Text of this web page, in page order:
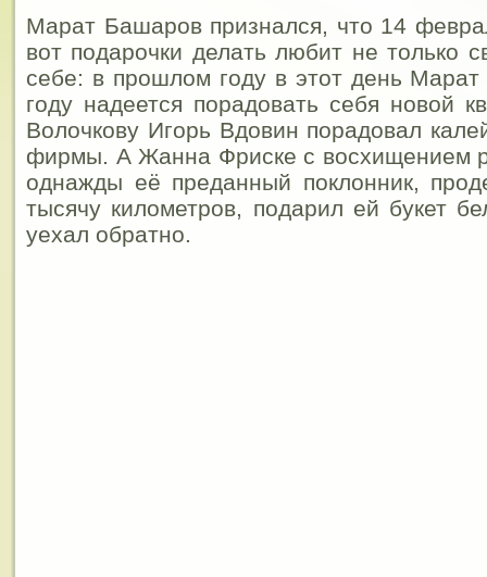
Марат Башаров признался, что 14
вот подарочки делать любит не только
себе: в прошлом году в этот день Марат
году надеется порадовать себя новой
Волочкову Игорь Вдовин порадовал
фирмы. А Жанна Фриске с восхищением
однажды её преданный поклонник,
тысячу километров, подарил ей букет
уехал обратно.